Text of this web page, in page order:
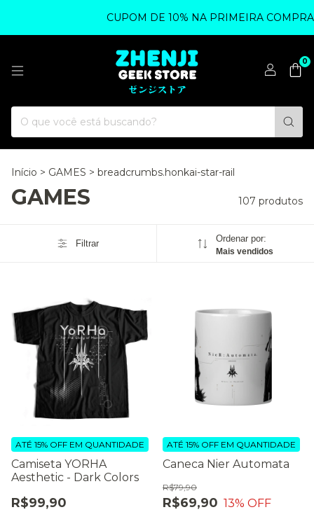
CUPOM DE 10% NA PRIMEIRA COMPRA -
0
Início > GAMES > breadcrumbs.honkai-star-rail
GAMES 107 produtos
Filtrar Ordenar por:
Mais vendidos
Camiseta YORHA
Aesthetic - Dark Colors
R$99,90
ATÉ 15% OFF EM QUANTIDADE
Caneca Nier Automata
R$69,90
R$79,90
13% OFF
ATÉ 15% OFF EM QUANTIDADE